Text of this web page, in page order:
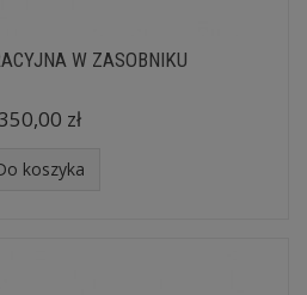
W ZASOBNIKU
zł
koszyka